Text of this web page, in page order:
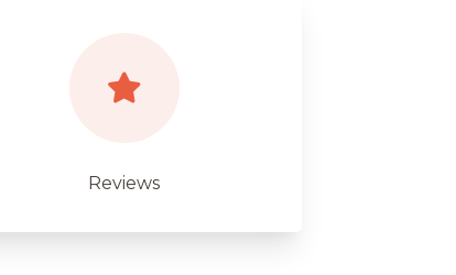
Reviews